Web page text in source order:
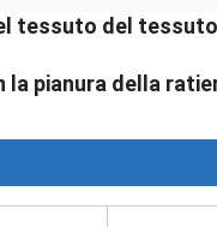
tessuto del
pianura della